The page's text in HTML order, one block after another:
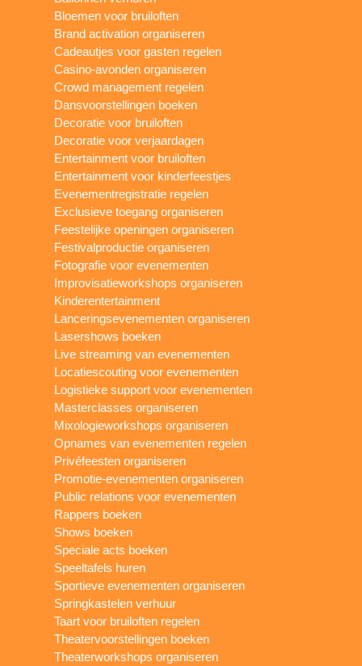
Bloemen voor bruiloften
Brand activation organiseren
Cadeautjes voor gasten regelen
Casino-avonden organiseren
Crowd management regelen
Dansvoorstellingen boeken
Decoratie voor bruiloften
Decoratie voor verjaardagen
Entertainment voor bruiloften
Entertainment voor kinderfeestjes
Evenementregistratie regelen
Exclusieve toegang organiseren
Feestelijke openingen organiseren
Festivalproductie organiseren
Fotografie voor evenementen
Improvisatieworkshops organiseren
Kinderentertainment
Lanceringsevenementen organiseren
Lasershows boeken
Live streaming van evenementen
Locatiescouting voor evenementen
Logistieke support voor evenementen
Masterclasses organiseren
Mixologieworkshops organiseren
Opnames van evenementen regelen
Privéfeesten organiseren
Promotie-evenementen organiseren
Public relations voor evenementen
Rappers boeken
Shows boeken
Speciale acts boeken
Speeltafels huren
Sportieve evenementen organiseren
Springkastelen verhuur
Taart voor bruiloften regelen
Theatervoorstellingen boeken
Theaterworkshops organiseren